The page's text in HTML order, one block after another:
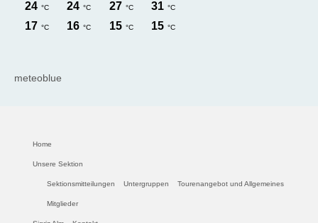
meteoblue
Home
Unsere Sektion
Sektionsmitteilungen Untergruppen Tourenangebot und Allgemeines
Mitglieder